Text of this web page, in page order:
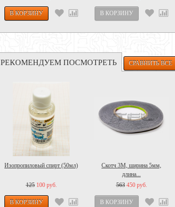
РЕКОМЕНДУЕМ ПОСМОТРЕТЬ
Изопропиловый спирт (50мл)
125 100 руб.
Скотч 3M, ширина 5мм,
длина...
563 450 руб.